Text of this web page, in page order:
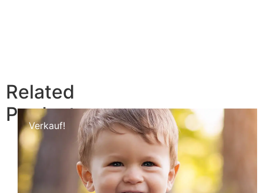
Jacken für Männer
In der Kategorie „Textilien für Männer“
dreht sich alles um einzigartige Designs
und markante Sprüche, die Deinen Alltag
mit Rennsport-Vibes und einer Prise
Humor aufpeppen. Perfekt für
Motorsportbegeisterte und alle, die ihre
Leidenschaft mit Stil und Selbstironie
zeigen wollen.
Related
Products
Verkauf!